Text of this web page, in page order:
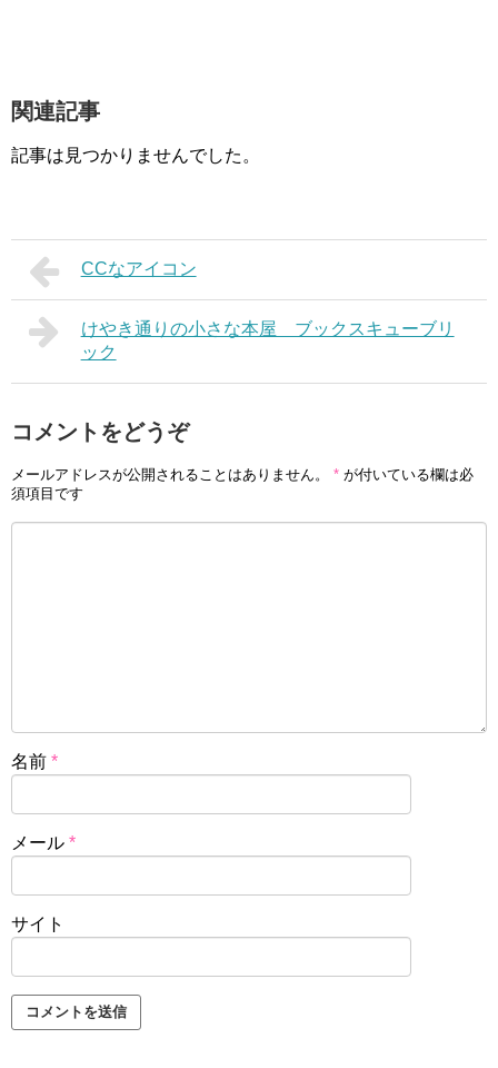
関連記事
記事は見つかりませんでした。
CCなアイコン
けやき通りの小さな本屋 ブックスキューブリ
ック
コメントをどうぞ
メールアドレスが公開されることはありません。 * が付いている欄は必
須項目です
名前 *
メール *
サイト